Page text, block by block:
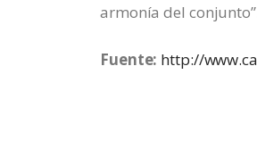
armonía del
Fuente: http://